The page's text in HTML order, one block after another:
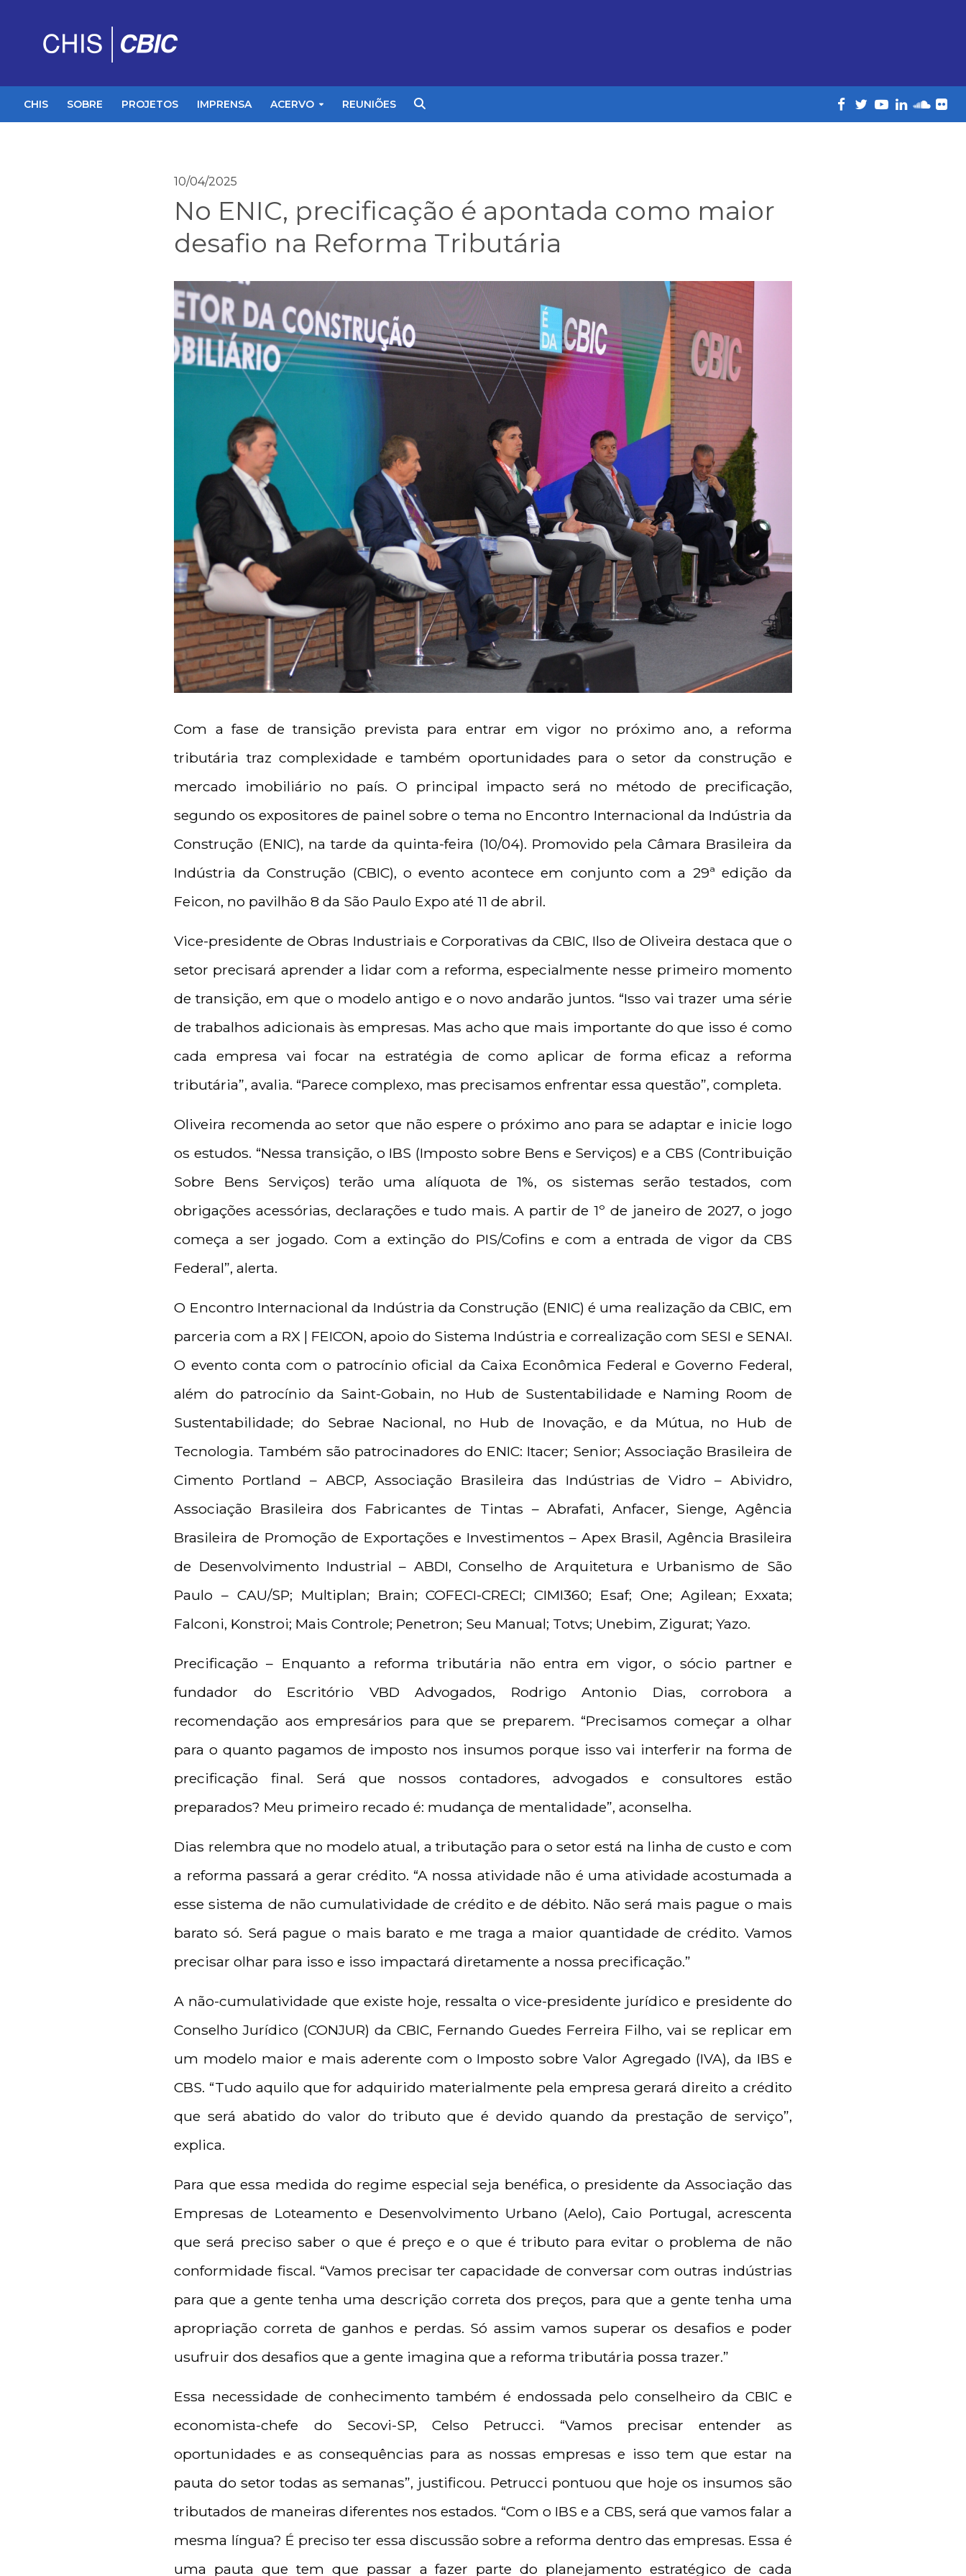
CHIS SOBRE PROJETOS IMPRENSA ACERVO REUNIÕES
10/04/2025
No ENIC, precificação é apontada como maior
desafio na Reforma Tributária
Com a fase de transição prevista para entrar em vigor no próximo ano, a reforma
tributária traz complexidade e também oportunidades para o setor da construção e
mercado imobiliário no país. O principal impacto será no método de precificação,
segundo os expositores de painel sobre o tema no Encontro Internacional da Indústria da
Construção (ENIC), na tarde da quinta-feira (10/04). Promovido pela Câmara Brasileira da
Indústria da Construção (CBIC), o evento acontece em conjunto com a 29ª edição da
Feicon, no pavilhão 8 da São Paulo Expo até 11 de abril.
Vice-presidente de Obras Industriais e Corporativas da CBIC, Ilso de Oliveira destaca que o
setor precisará aprender a lidar com a reforma, especialmente nesse primeiro momento
de transição, em que o modelo antigo e o novo andarão juntos. “Isso vai trazer uma série
de trabalhos adicionais às empresas. Mas acho que mais importante do que isso é como
cada empresa vai focar na estratégia de como aplicar de forma eficaz a reforma
tributária”, avalia. “Parece complexo, mas precisamos enfrentar essa questão”, completa.
Oliveira recomenda ao setor que não espere o próximo ano para se adaptar e inicie logo
os estudos. “Nessa transição, o IBS (Imposto sobre Bens e Serviços) e a CBS (Contribuição
Sobre Bens Serviços) terão uma alíquota de 1%, os sistemas serão testados, com
obrigações acessórias, declarações e tudo mais. A partir de 1º de janeiro de 2027, o jogo
começa a ser jogado. Com a extinção do PIS/Cofins e com a entrada de vigor da CBS
Federal”, alerta.
O Encontro Internacional da Indústria da Construção (ENIC) é uma realização da CBIC, em
parceria com a RX | FEICON, apoio do Sistema Indústria e correalização com SESI e SENAI.
O evento conta com o patrocínio oficial da Caixa Econômica Federal e Governo Federal,
além do patrocínio da Saint-Gobain, no Hub de Sustentabilidade e Naming Room de
Sustentabilidade; do Sebrae Nacional, no Hub de Inovação, e da Mútua, no Hub de
Tecnologia. Também são patrocinadores do ENIC: Itacer; Senior; Associação Brasileira de
Cimento Portland – ABCP, Associação Brasileira das Indústrias de Vidro – Abividro,
Associação Brasileira dos Fabricantes de Tintas – Abrafati, Anfacer, Sienge, Agência
Brasileira de Promoção de Exportações e Investimentos – Apex Brasil, Agência Brasileira
de Desenvolvimento Industrial – ABDI, Conselho de Arquitetura e Urbanismo de São
Paulo – CAU/SP; Multiplan; Brain; COFECI-CRECI; CIMI360; Esaf; One; Agilean; Exxata;
Falconi, Konstroi; Mais Controle; Penetron; Seu Manual; Totvs; Unebim, Zigurat; Yazo.
Precificação – Enquanto a reforma tributária não entra em vigor, o sócio partner e
fundador do Escritório VBD Advogados, Rodrigo Antonio Dias, corrobora a
recomendação aos empresários para que se preparem. “Precisamos começar a olhar
para o quanto pagamos de imposto nos insumos porque isso vai interferir na forma de
precificação final. Será que nossos contadores, advogados e consultores estão
preparados? Meu primeiro recado é: mudança de mentalidade”, aconselha.
Dias relembra que no modelo atual, a tributação para o setor está na linha de custo e com
a reforma passará a gerar crédito. “A nossa atividade não é uma atividade acostumada a
esse sistema de não cumulatividade de crédito e de débito. Não será mais pague o mais
barato só. Será pague o mais barato e me traga a maior quantidade de crédito. Vamos
precisar olhar para isso e isso impactará diretamente a nossa precificação.”
A não-cumulatividade que existe hoje, ressalta o vice-presidente jurídico e presidente do
Conselho Jurídico (CONJUR) da CBIC, Fernando Guedes Ferreira Filho, vai se replicar em
um modelo maior e mais aderente com o Imposto sobre Valor Agregado (IVA), da IBS e
CBS. “Tudo aquilo que for adquirido materialmente pela empresa gerará direito a crédito
que será abatido do valor do tributo que é devido quando da prestação de serviço”,
explica.
Para que essa medida do regime especial seja benéfica, o presidente da Associação das
Empresas de Loteamento e Desenvolvimento Urbano (Aelo), Caio Portugal, acrescenta
que será preciso saber o que é preço e o que é tributo para evitar o problema de não
conformidade fiscal. “Vamos precisar ter capacidade de conversar com outras indústrias
para que a gente tenha uma descrição correta dos preços, para que a gente tenha uma
apropriação correta de ganhos e perdas. Só assim vamos superar os desafios e poder
usufruir dos desafios que a gente imagina que a reforma tributária possa trazer.”
Essa necessidade de conhecimento também é endossada pelo conselheiro da CBIC e
economista-chefe do Secovi-SP, Celso Petrucci. “Vamos precisar entender as
oportunidades e as consequências para as nossas empresas e isso tem que estar na
pauta do setor todas as semanas”, justificou. Petrucci pontuou que hoje os insumos são
tributados de maneiras diferentes nos estados. “Com o IBS e a CBS, será que vamos falar a
mesma língua? É preciso ter essa discussão sobre a reforma dentro das empresas. Essa é
uma pauta que tem que passar a fazer parte do planejamento estratégico de cada